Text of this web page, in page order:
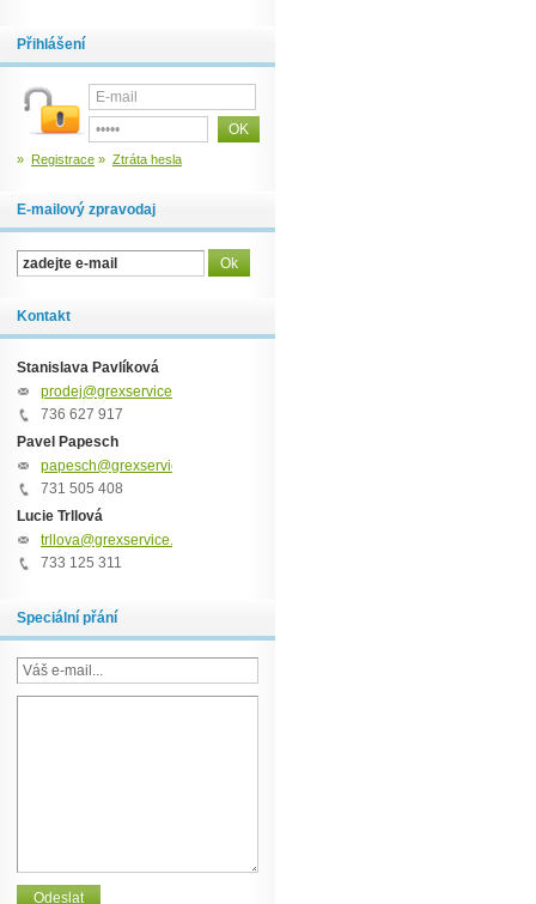
Přihlášení
» Registrace » Ztráta hesla
E-mailový zpravodaj
Kontakt
Stanislava Pavlíková
prodej@grexservice.cz
736 627 917
Pavel Papesch
papesch@grexservice.cz
731 505 408
Lucie Trllová
trllova@grexservice.cz
733 125 311
Speciální přání